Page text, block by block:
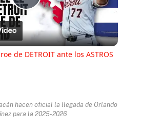
Play
Video
de DETROIT ante los ASTROS
hacen oficial la llegada de Orlando
para la 2025-2026